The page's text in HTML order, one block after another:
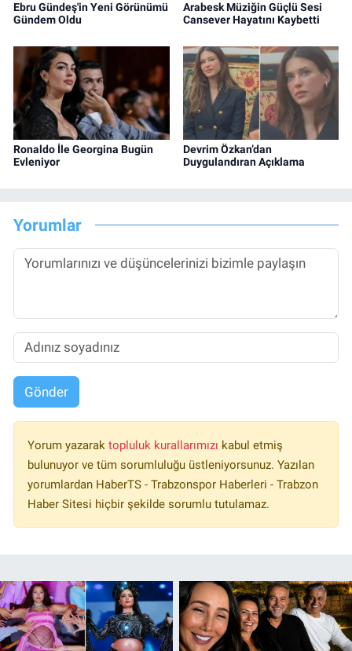
Ebru Gündeş'in Yeni Görünümü
Gündem Oldu
Arabesk Müziğin Güçlü Sesi
Cansever Hayatını Kaybetti
Ronaldo İle Georgina Bugün
Evleniyor
Devrim Özkan’dan
Duygulandıran Açıklama
Yorumlar
Gönder
Yorum yazarak topluluk kurallarımızı kabul etmiş
bulunuyor ve tüm sorumluluğu üstleniyorsunuz. Yazılan
yorumlardan HaberTS - Trabzonspor Haberleri - Trabzon
Haber Sitesi hiçbir şekilde sorumlu tutulamaz.